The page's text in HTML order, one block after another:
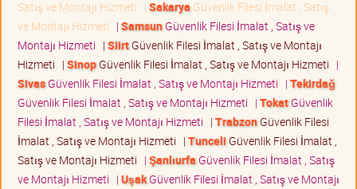
Satış ve Montajı Hizmeti | Sakarya Güvenlik Filesi İmalat , Satış
ve Montajı Hizmeti | SamsunGüvenlik Filesi İmalat , Satış ve
Montajı Hizmeti | SiirtGüvenlik Filesi İmalat , Satış ve Montajı
Hizmeti | SinopGüvenlik Filesi İmalat , Satış ve Montajı Hizmeti |
SivasGüvenlik Filesi İmalat , Satış ve Montajı Hizmeti | Tekirdağ
Güvenlik Filesi İmalat , Satış ve Montajı Hizmeti | TokatGüvenlik
Filesi İmalat , Satış ve Montajı Hizmeti | TrabzonGüvenlik Filesi
İmalat , Satış ve Montajı Hizmeti | Tunceli Güvenlik Filesi İmalat ,
Satış ve Montajı Hizmeti | Şanlıurfa Güvenlik Filesi İmalat , Satış
ve Montajı Hizmeti | UşakGüvenlik Filesi İmalat , Satış ve Montajı